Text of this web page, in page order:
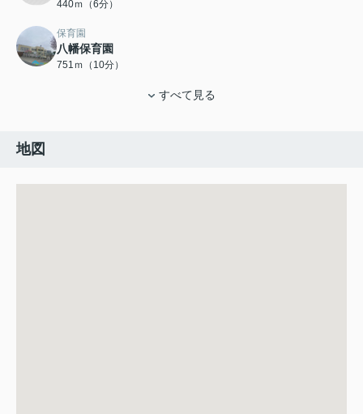
440ｍ（6分）
保育園
八幡保育園
751ｍ（10分）
すべて見る
地図